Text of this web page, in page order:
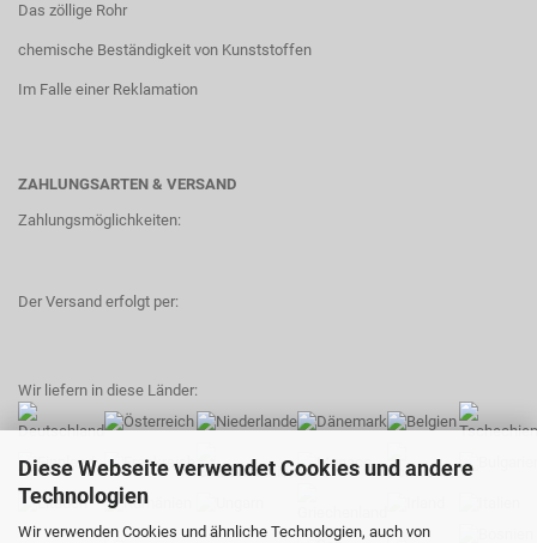
Diese Webseite verwendet Cookies und andere
Technologien
Wir verwenden Cookies und ähnliche Technologien, auch von
Das zöllige Rohr
chemische Beständigkeit von Kunststoffen
Im Falle einer Reklamation
ZAHLUNGSARTEN & VERSAND
Zahlungsmöglichkeiten:
Der Versand erfolgt per:
Wir liefern in diese Länder: